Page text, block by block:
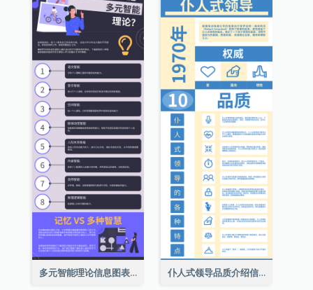
多元智能理论信息图表 仆人式领导品质介绍信息图表